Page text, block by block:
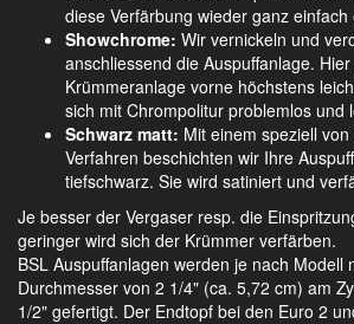
diese Verfärbung wieder ganz einfach
Showchrome: Wir vernickeln und
anschliessend die Auspuffanlage.
Krümmeranlage vorne höchstens
sich mit Chrompolitur problemlos und
Schwarz matt: Mit einem speziell
Verfahren beschichten wir Ihre
tiefschwarz. Sie wird satiniert und
Je besser der Vergaser resp. die
geringer wird sich der Krümmer verfärben.
BSL Auspuffanlagen werden je nach Modell
Durchmesser von 2 1/4" (ca. 5,72 cm) am
1/2" gefertigt. Der Endtopf bei den Euro 2